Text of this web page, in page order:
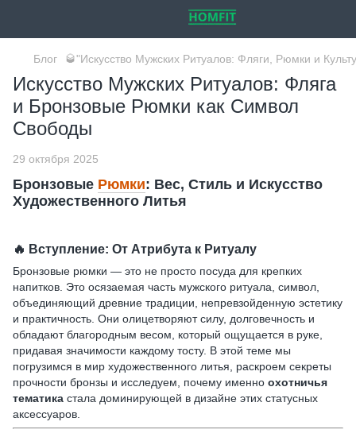
Блог 🥃"Искусство Мужских Ритуалов: Фляги, Рюмки и
Искусство Мужских Ритуалов: Фляга
и Бронзовые Рюмки как Символ
Свободы
29 октября 2025
Бронзовые Рюмки: Вес, Стиль и Искусство
Художественного Литья
🔥 Вступление: От Атрибута к Ритуалу
Бронзовые рюмки — это не просто посуда для крепких
напитков. Это осязаемая часть мужского ритуала, символ,
объединяющий древние традиции, непревзойденную эстетику
и практичность. Они олицетворяют силу, долговечность и
обладают благородным весом, который ощущается в руке,
придавая значимости каждому тосту. В этой теме мы
погрузимся в мир художественного литья, раскроем секреты
прочности бронзы и исследуем, почему именно охотничья
тематика стала доминирующей в дизайне этих статусных
аксессуаров.